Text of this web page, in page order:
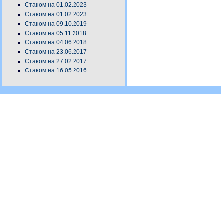
Станом на 01.02.2023
Станом на 01.02.2023
Станом на 09.10.2019
Станом на 05.11.2018
Станом на 04.06.2018
Станом на 23.06.2017
Станом на 27.02.2017
Станом на 16.05.2016